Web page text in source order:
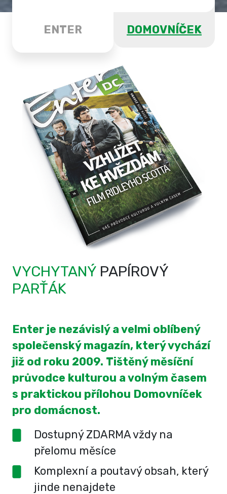
ENTER DOMOVNÍČEK
VYCHYTANÝ PAPÍROVÝ
PARŤÁK
Enter je nezávislý a velmi oblíbený
společenský magazín, který vychází
již od roku 2009. Tištěný měsíční
průvodce kulturou a volným časem
s praktickou přílohou Domovníček
pro domácnost.
Dostupný ZDARMA vždy na
přelomu měsíce
Komplexní a poutavý obsah, který
jinde nenajdete